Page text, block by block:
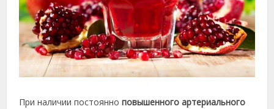
При наличии постоянноповышенного артериального